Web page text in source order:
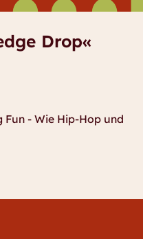
Drop«
Fun - Wie Hip-Hop und